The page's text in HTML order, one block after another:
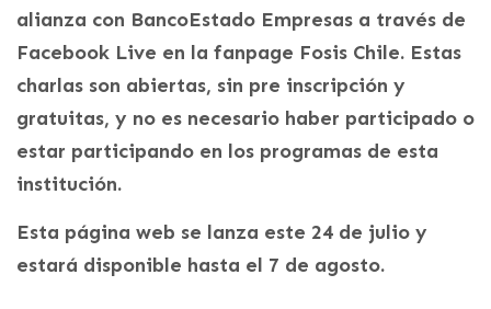
alianza con BancoEstado Empresas a través de
Facebook Live en la fanpage Fosis Chile. Estas
charlas son abiertas, sin pre inscripción y
gratuitas, y no es necesario haber participado o
estar participando en los programas de esta
institución.
Esta página web se lanza este 24 de julio y
estará disponible hasta el 7 de agosto.